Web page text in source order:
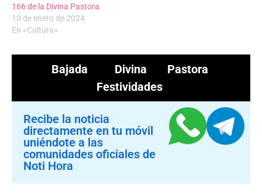
166 de la Divina Pastora
10 de enero de 2024
En «Cultura»
Bajada
Divina Pastora
Festividades
Recibe la noticia
directamente en tu móvil
uniéndote a las
comunidades oficiales de
Noti Hora